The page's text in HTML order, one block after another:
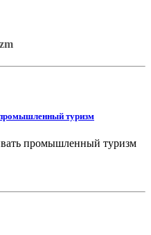
туризм
промышленный туризм